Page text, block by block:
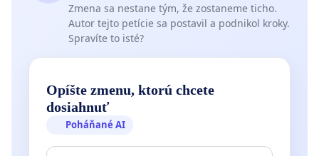
Zmena sa nestane tým, že zostaneme ticho.
Autor tejto petície sa postavil a podnikol kroky.
Spravíte to isté?
Opíšte zmenu, ktorú chcete
dosiahnuť
Poháňané AI